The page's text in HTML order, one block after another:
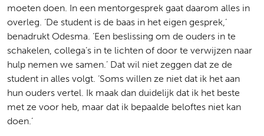
moeten doen. In een mentorgesprek gaat daarom alles in
overleg. ‘De student is de baas in het eigen gesprek,’
benadrukt Odesma. ‘Een beslissing om de ouders in te
schakelen, collega’s in te lichten of door te verwijzen naar
hulp nemen we samen.’ Dat wil niet zeggen dat ze de
student in alles volgt. ‘Soms willen ze niet dat ik het aan
hun ouders vertel. Ik maak dan duidelijk dat ik het beste
met ze voor heb, maar dat ik bepaalde beloftes niet kan
doen.’